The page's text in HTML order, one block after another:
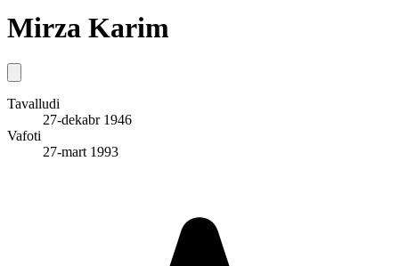
Mirza Karim
Tavalludi
27-dekabr 1946
Vafoti
27-mart 1993